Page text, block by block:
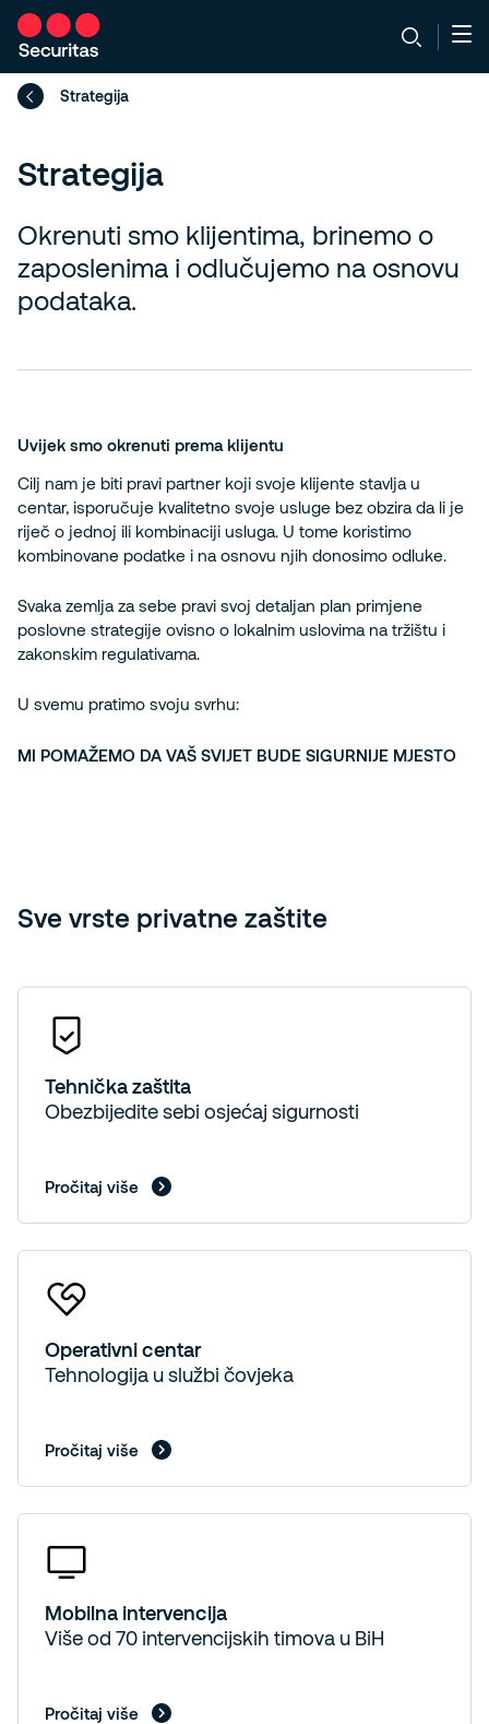
Strategija
Strategija
Okrenuti smo klijentima, brinemo o
zaposlenima i odlučujemo na osnovu
podataka.
Uvijek smo okrenuti prema klijentu
Cilj nam je biti pravi partner koji svoje klijente stavlja u
centar, isporučuje kvalitetno svoje usluge bez obzira da li je
riječ o jednoj ili kombinaciji usluga. U tome koristimo
kombinovane podatke i na osnovu njih donosimo odluke.
Svaka zemlja za sebe pravi svoj detaljan plan primjene
poslovne strategije ovisno o lokalnim uslovima na tržištu i
zakonskim regulativama.
U svemu pratimo svoju svrhu:
MI POMAŽEMO DA VAŠ SVIJET BUDE SIGURNIJE MJESTO
Sve vrste privatne zaštite
Tehnička zaštita
Obezbijedite sebi osjećaj sigurnosti
Pročitaj više
Operativni centar
Tehnologija u službi čovjeka
Pročitaj više
Mobilna intervencija
Više od 70 intervencijskih timova u BiH
Pročitaj više